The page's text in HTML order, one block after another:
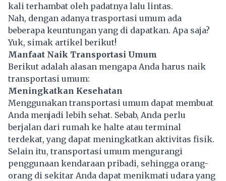
kali terhambat oleh padatnya lalu lintas.
Nah, dengan adanya trasportasi umum ada
beberapa keuntungan yang di dapatkan. Apa saja?
Yuk, simak artikel berikut!
Manfaat Naik Transportasi Umum
Berikut adalah alasan mengapa Anda harus naik
transportasi umum:
Meningkatkan Kesehatan
Menggunakan transportasi umum dapat membuat
Anda menjadi lebih sehat. Sebab, Anda perlu
berjalan dari rumah ke halte atau terminal
terdekat, yang dapat meningkatkan aktivitas fisik.
Selain itu, transportasi umum mengurangi
penggunaan kendaraan pribadi, sehingga orang-
orang di sekitar Anda dapat menikmati udara yang